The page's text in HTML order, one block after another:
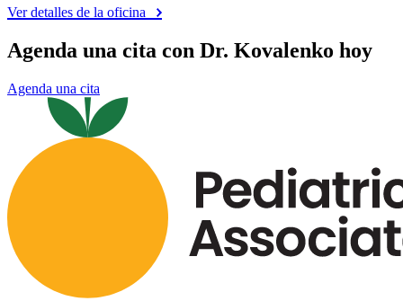
Ver detalles de la oficina
Agenda una cita con Dr. Kovalenko hoy
Agenda una cita